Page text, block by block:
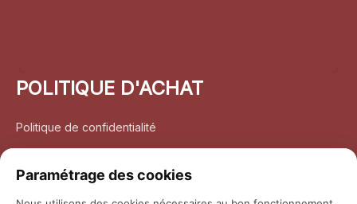
POLITIQUE D'ACHAT
Politique de confidentialité
Paramétrage des cookies